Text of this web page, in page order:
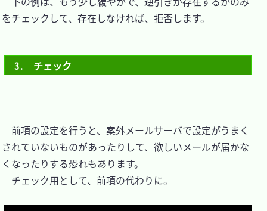
をチェックして、存在しなければ、拒否します。
3.　チェック
前項の設定を行うと、案外メールサーバで設定がうまく
されていないものがあったりして、欲しいメールが届かな
くなったりする恐れもあります。
チェック用として、前項の代わりに。